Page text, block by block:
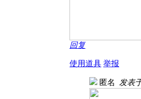
回复
使用道具 举报
匿名 发表